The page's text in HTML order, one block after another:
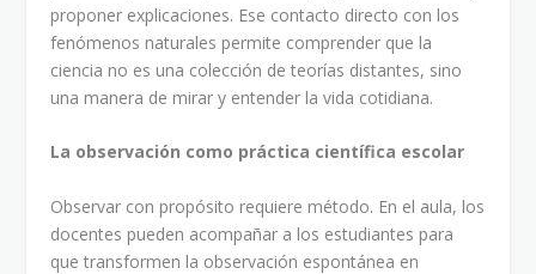
proponer explicaciones. Ese contacto directo con los
fenómenos naturales permite comprender que la
ciencia no es una colección de teorías distantes, sino
una manera de mirar y entender la vida cotidiana.
La observación como práctica científica escolar
Observar con propósito requiere método. En el aula, los
docentes pueden acompañar a los estudiantes para
que transformen la observación espontánea en